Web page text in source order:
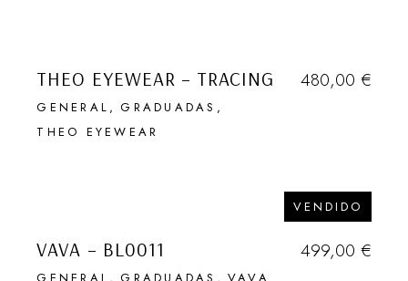
THEO EYEWEAR – TRACING
GENERAL
GRADUADAS
THEO EYEWEAR
480,00 €
VENDIDO
VAVA – BL0011 499,00 €